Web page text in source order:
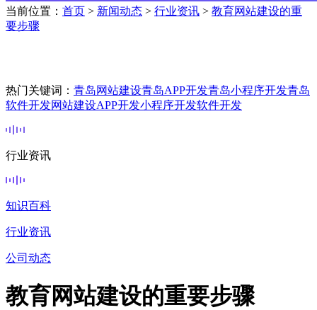
当前位置： 首页 > 新闻动态 > 行业资讯 > 教育网站建设的重
要步骤
热门关键词： 青岛网站建设青岛APP开发青岛小程序开发青岛
软件开发网站建设APP开发小程序开发软件开发
行业资讯
知识百科
行业资讯
公司动态
教育网站建设的重要步骤